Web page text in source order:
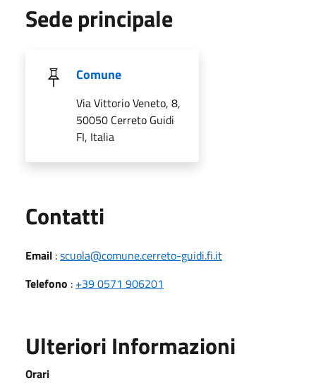
Sede principale
Comune
Via Vittorio Veneto, 8,
50050 Cerreto Guidi
FI, Italia
Contatti
Email :scuola@comune.cerreto-guidi.fi.it
Telefono : +39 0571 906201
Ulteriori Informazioni
Orari